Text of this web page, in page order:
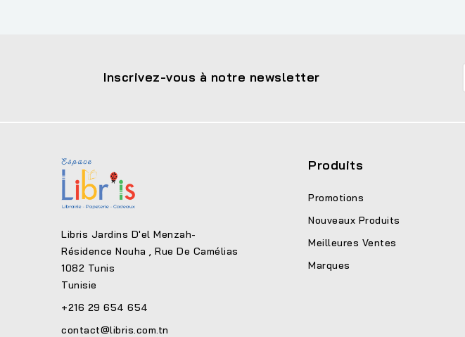
Inscrivez-vous à notre newsletter
Libris Jardins D'el Menzah-
Résidence Nouha , Rue De Camélias
1082 Tunis
Tunisie
+216 29 654 654
contact@libris.com.tn
Produits
Promotions
Nouveaux Produits
Meilleures Ventes
Marques